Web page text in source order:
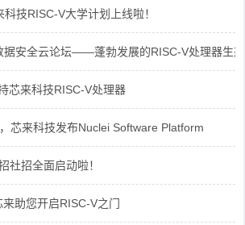
技RISC-V大学计划上线啦！
据安全云论坛——蓬勃发展的RISC-V处理器生态
芯来科技RISC-V处理器
芯来科技发布Nuclei Software Platform
社招全面启动啦！
助您开启RISC-V之门